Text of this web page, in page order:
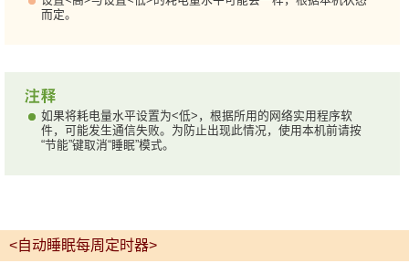
而定。
如果将耗电量水平设置为<低>，根据所用的网络实用程序软
件，可能发生通信失败。为防止出现此情况，使用本机前请按
“节能”键取消“睡眠”模式。
<自动睡眠每周定时器>